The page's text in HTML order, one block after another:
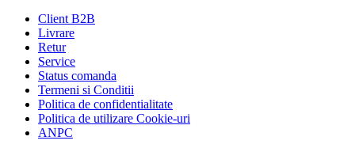
Client B2B
Livrare
Retur
Service
Status comanda
Termeni si Conditii
Politica de confidentialitate
Politica de utilizare Cookie-uri
ANPC